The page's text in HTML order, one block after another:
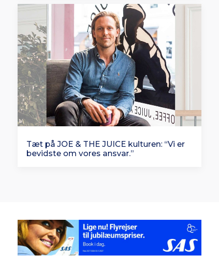
Tæt på JOE & THE JUICE kulturen: “Vi er
bevidste om vores ansvar.”